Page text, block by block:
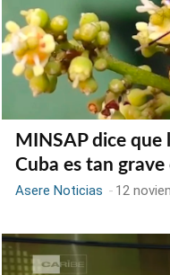
MINSAP dice que
Cuba es tan
Asere Noticias - 12